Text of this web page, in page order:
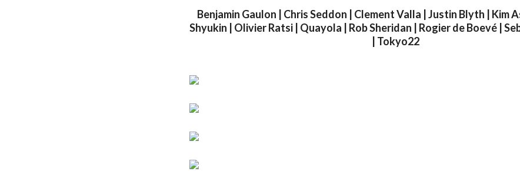
Benjamin Gaulon | Chris Seddon | Clement Valla | Justin Blyth | Kim
Shyukin | Olivier Ratsi | Quayola | Rob Sheridan | Rogier de Boevé |
| Tokyo22